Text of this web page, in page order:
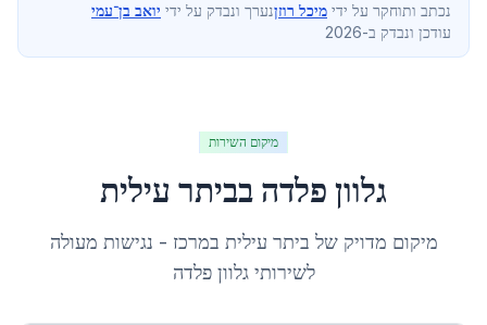
נכתב ותוחקר על ידי מיכל רוזןנערך ונבדק על ידי יואב בן־עמי
עודכן ונבדק ב-2026
מיקום השירות
גלוון פלדה בביתר עילית
מיקום מדויק של ביתר עילית במרכז - נגישות מעולה
לשירותיגלוון פלדה